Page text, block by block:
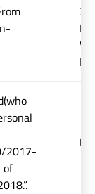
2017-
of